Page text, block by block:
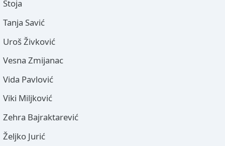
Stoja
Tanja Savić
Uroš Živković
Vesna Zmijanac
Vida Pavlović
Viki Miljković
Zehra Bajraktarević
Željko Jurić